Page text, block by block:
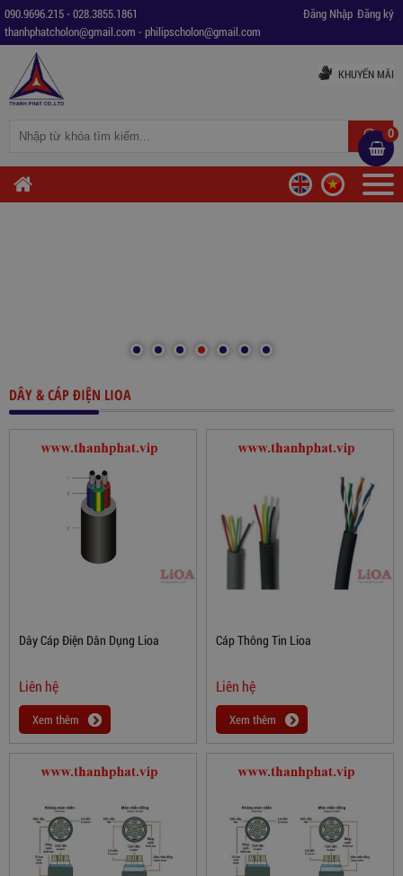
090.9696.215- 028.3855.1861
thanhphatcholon@gmail.com - philipscholon@gmail.com
Đăng ký
Đăng Nhập
KHUYẾN MÃI
0
DÂY & CÁP ĐIỆN LIOA
Dây Cáp Điện Dân Dụng Lioa
Liên hệ
Xem thêm
Cáp Thông Tin Lioa
Liên hệ
Xem thêm